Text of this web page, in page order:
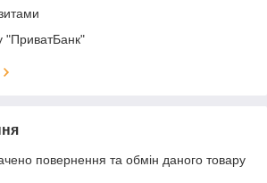
"ПриватБанк"
повернення та обмін даного товару